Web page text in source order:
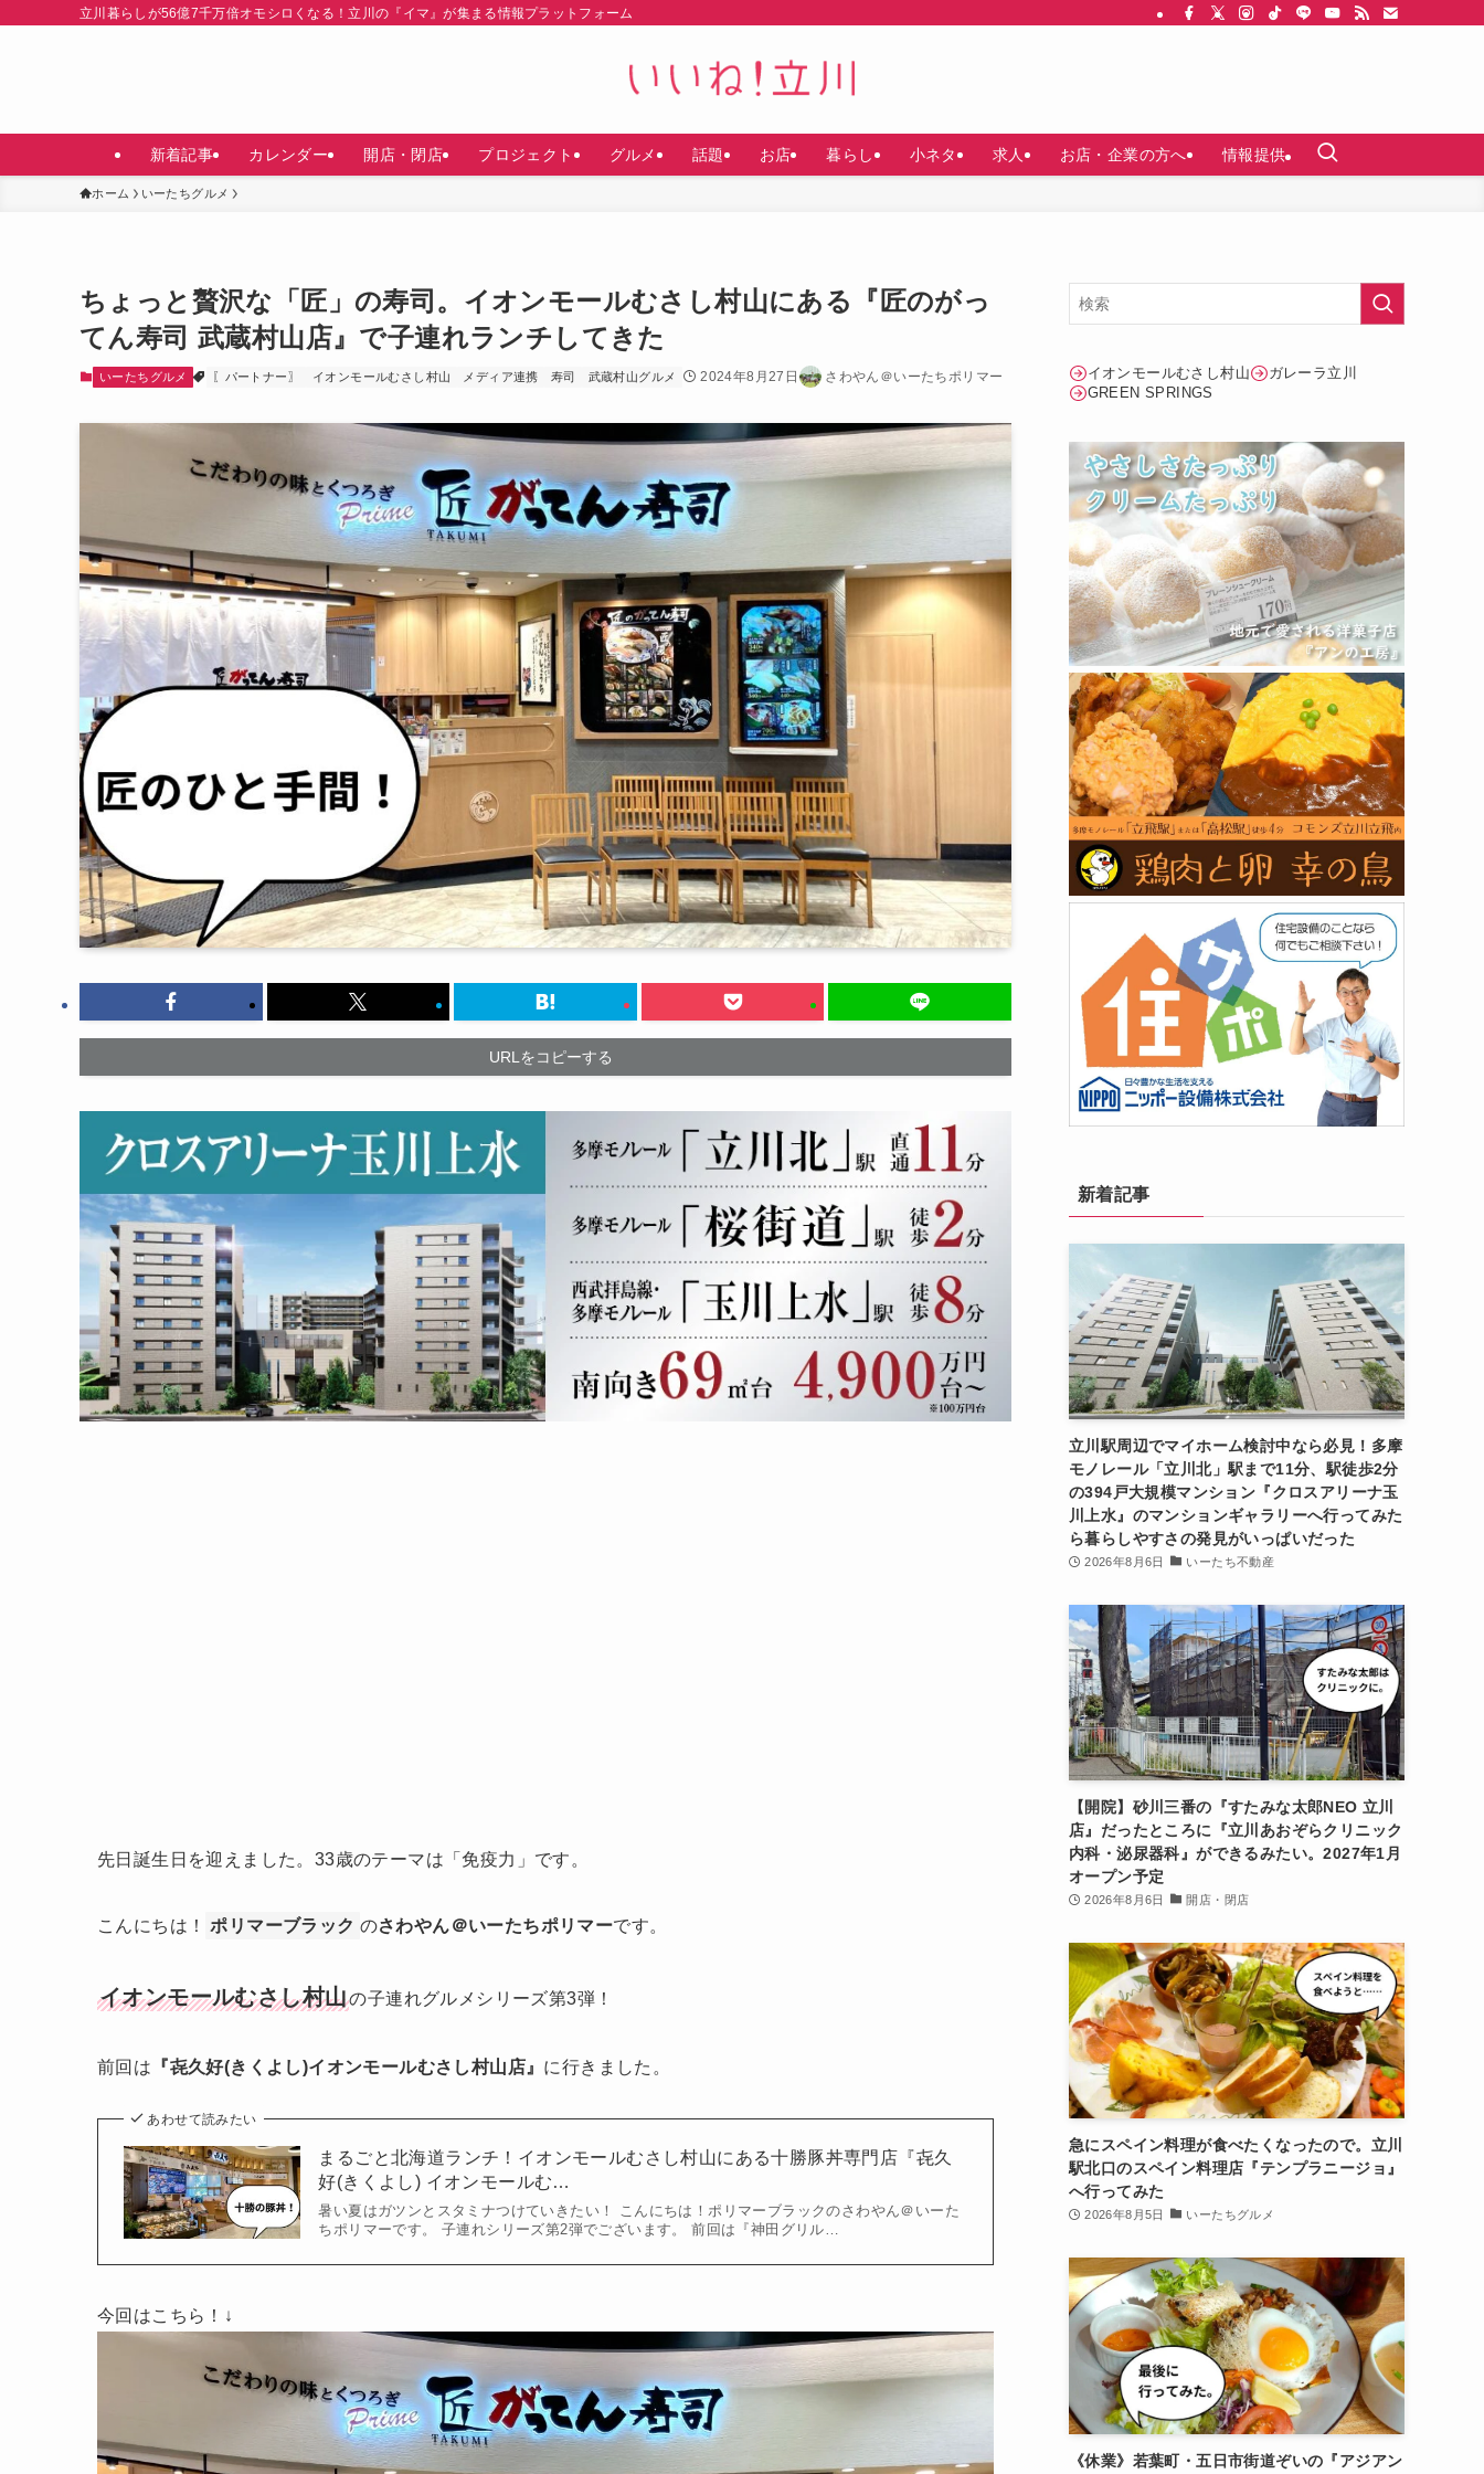
立川暮らしが56億7千万倍オモシロくなる！立川の『イマ』が集まる情報プラットフォーム
新着記事 カレンダー 開店・閉店 プロジェクト グルメ 話題 お店 暮らし 小ネタ 求人 お店・企業の方へ 情報提供
ホーム いーたちグルメ
ちょっと贅沢な「匠」の寿司。イオンモールむさし村山にある『匠のがっ
てん寿司 武蔵村山店』で子連れランチしてきた
いーたちグルメ 〖パートナー〗 イオンモールむさし村山 メディア連携 寿司 武蔵村山グルメ 2024年8月27日 さわやん＠いーたちポリマー
URLをコピーする
先日誕生日を迎えました。33歳のテーマは「免疫力」です。
こんにちは！ ポリマーブラック のさわやん＠いーたちポリマーです。
イオンモールむさし村山の子連れグルメシリーズ第3弾！
前回は 『㐂久好(きくよし)イオンモールむさし村山店』 に行きました。
あわせて読みたい
まるごと北海道ランチ！イオンモールむさし村山にある十勝豚丼専門店『㐂久
好(きくよし) イオンモールむ…
暑い夏はガツンとスタミナつけていきたい！ こんにちは！ポリマーブラックのさわやん＠いーた
ちポリマーです。 子連れシリーズ第2弾でございます。 前回は『神田グリル…
今回はこちら！↓
イオンモールむさし村山
ガレーラ立川
GREEN SPRINGS
新着記事
立川駅周辺でマイホーム検討中なら必見！多摩
モノレール「立川北」駅まで11分、駅徒歩2分
の394戸大規模マンション『クロスアリーナ玉
川上水』のマンションギャラリーへ行ってみた
ら暮らしやすさの発見がいっぱいだった
2026年8月6日 いーたち不動産
【開院】砂川三番の『すたみな太郎NEO 立川
店』だったところに『立川あおぞらクリニック
内科・泌尿器科』ができるみたい。2027年1月
オープン予定
2026年8月6日 開店・閉店
急にスペイン料理が食べたくなったので。立川
駅北口のスペイン料理店『テンプラニージョ』
へ行ってみた
2026年8月5日 いーたちグルメ
《休業》若葉町・五日市街道ぞいの『アジアン